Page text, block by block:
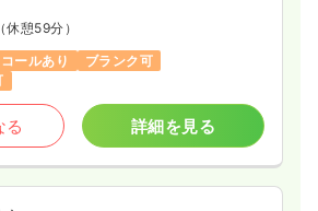
（休憩59分）
ールあり
ブランク可
る 詳細を見る